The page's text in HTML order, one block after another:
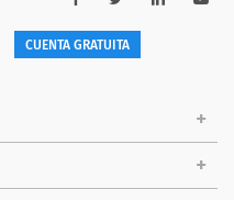
CUENTA GRATUITA